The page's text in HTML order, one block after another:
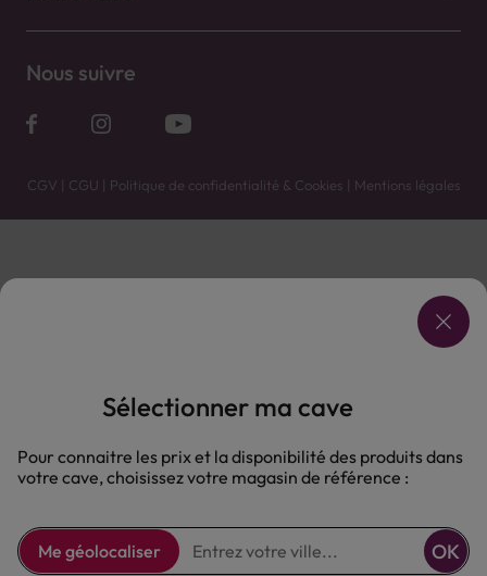
Nous suivre
CGV | CGU | Politique de confidentialité & Cookies | Mentions légales
Vente uniquement en caves. Contactez votre caviste pour plus de renseignements.
L'ABUS D'ALCOOL EST DANGEREUX POUR LA SANTÉ, À CONSOMMER AVEC MODÉRATION.
Sélectionner ma cave
Pour connaitre les prix et la disponibilité des produits dans
votre cave, choisissez votre magasin de référence :
Me géolocaliser OK